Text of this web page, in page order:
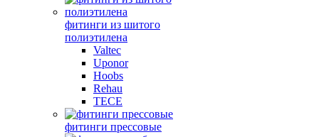
фитинги из шитого
полиэтилена
Valtec
Uponor
Hoobs
Rehau
TECE
фитинги прессовые